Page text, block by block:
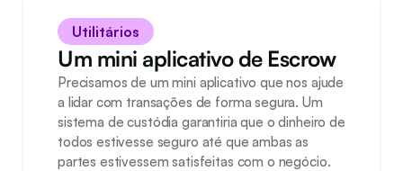
Utilitários
Um mini aplicativo de Escrow
Precisamos de um mini aplicativo que nos ajude
a lidar com transações de forma segura. Um
sistema de custódia garantiria que o dinheiro de
todos estivesse seguro até que ambas as
partes estivessem satisfeitas com o negócio.